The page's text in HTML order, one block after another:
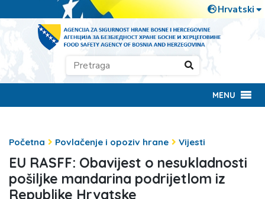
MENU
Početna Povlačenje i opoziv hrane Vijesti
EU RASFF: Obavijest o nesukladnosti
pošiljke mandarina podrijetlom iz
Republike Hrvatske